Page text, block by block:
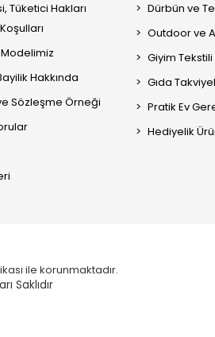
Tüketici Hakları
Hakkında
Sözleşme Örneği
Dürbün ve
Outdoor ve
Giyim Tekstili
Gıda
Pratik Ev
Hediyelik
ile korunmaktadır.
Saklıdır